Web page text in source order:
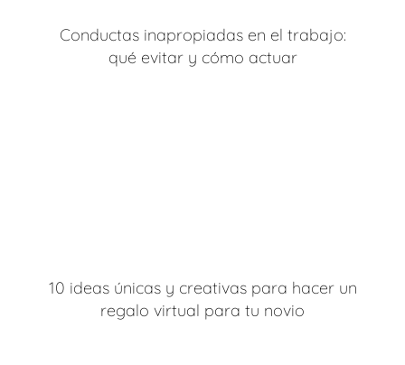
Conductas inapropiadas en el trabajo:
qué evitar y cómo actuar
10 ideas únicas y creativas para hacer un
regalo virtual para tu novio